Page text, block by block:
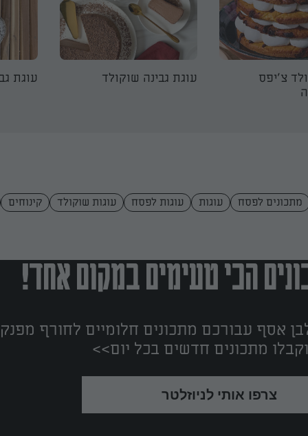
צ׳יפס
עוגת גבינה שוקולד עוגת
מתכונים לפסח עוגות עוגות לפסח עוגות שוקולד קינוחים
הכי טעימים במקום אחד!
אסף עבורכם מתכונים חלומיים לחורף
מתכונים חדשים בכל יום>>
צרפו אותי לניוזלטר